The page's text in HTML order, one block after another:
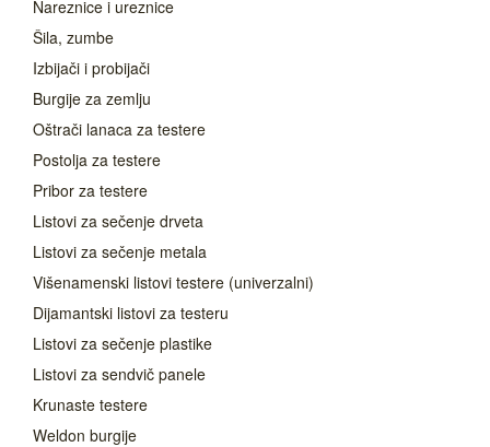
Nareznice i ureznice
Šila, zumbe
Izbijači i probijači
Burgije za zemlju
Oštrači lanaca za testere
Postolja za testere
Pribor za testere
Listovi za sečenje drveta
Listovi za sečenje metala
Višenamenski listovi testere (univerzalni)
Dijamantski listovi za testeru
Listovi za sečenje plastike
Listovi za sendvič panele
Krunaste testere
Weldon burgije